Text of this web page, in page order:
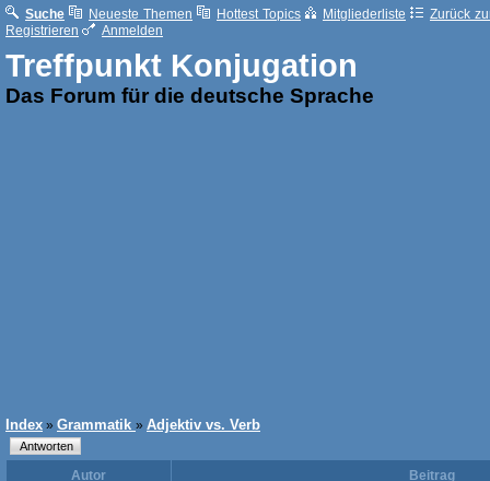
Suche Neueste Themen Hottest Topics Mitgliederliste
Zurück
Registrieren
Anmelden
Treffpunkt Konjugation
Das Forum für die deutsche Sprache
Index » Grammatik » Adjektiv vs. Verb
Autor
Beitrag